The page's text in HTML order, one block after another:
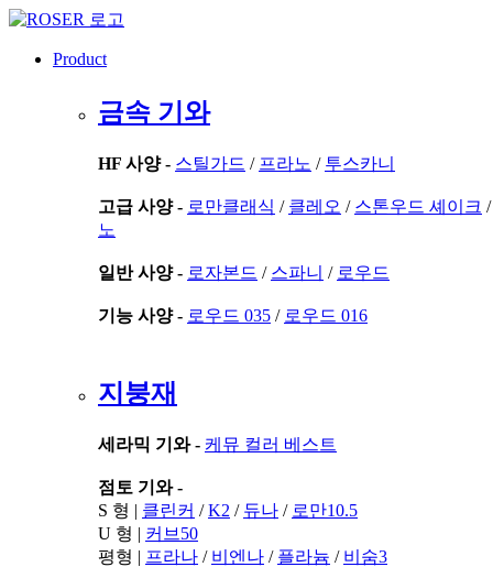
콘
Product
금속 기와
HF 사양 - 스틸가드 / 프라노 / 투스카니
고급 사양 - 로만클래식 / 클레오 / 스톤우드 셰이크
노
일반 사양 - 로자본드 / 스파니 / 로우드
기능 사양 - 로우드 035 / 로우드 016
지붕재
세라믹 기와 - 케뮤 컬러 베스트
점토 기와 -
S 형 | 클린커 /K2 / 듀나 / 로만10.5
U 형 | 커브50
평형 | 프라나 / 비엔나 / 플라늄 / 비숨3